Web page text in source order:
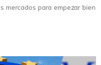
mercados para empezar bien